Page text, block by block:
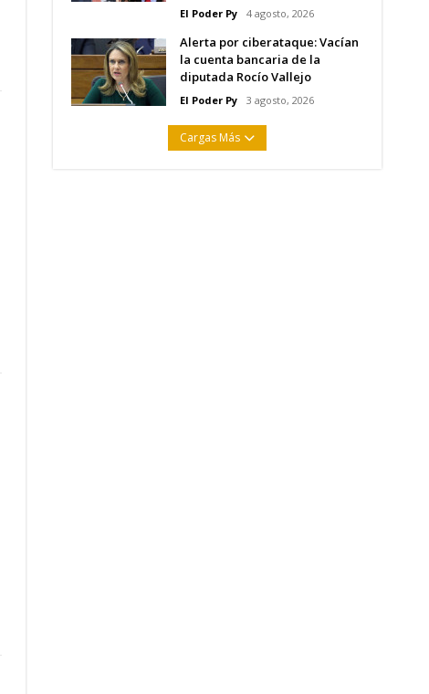
El Poder Py 4 agosto, 2026
Alerta por ciberataque: Vacían
la cuenta bancaria de la
diputada Rocío Vallejo
El Poder Py 3 agosto, 2026
Cargas Más